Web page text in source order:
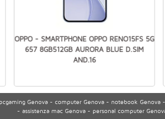
OPPO - SMARTPHONE OPPO RENO15FS 5G
657 8GB512GB AURORA BLUE D.SIM
AND.16
pcgaming Genova - computer Genova - notebook
- assistenza mac Genova - personal computer